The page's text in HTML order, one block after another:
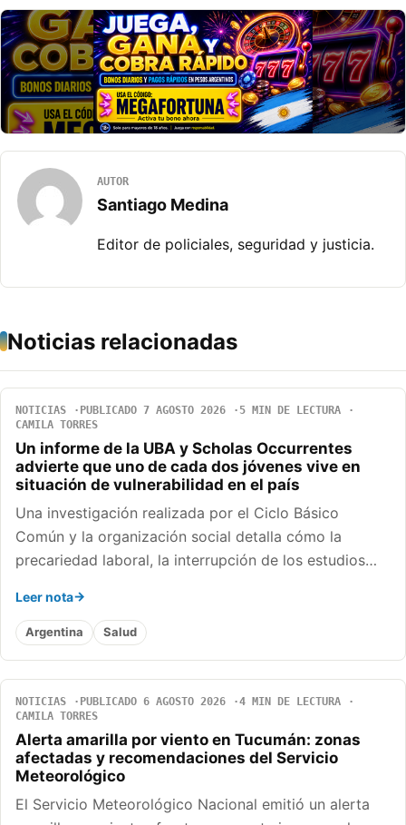
AUTOR
Santiago Medina
Editor de policiales, seguridad y justicia.
Noticias relacionadas
NOTICIAS PUBLICADO 7 AGOSTO 2026
5 MIN DE LECTURA
CAMILA TORRES
Un informe de la UBA y Scholas Occurrentes
advierte que uno de cada dos jóvenes vive en
situación de vulnerabilidad en el país
Una investigación realizada por el Ciclo Básico
Común y la organización social detalla cómo la
precariedad laboral, la interrupción de los estudios…
Leer nota
Argentina Salud
NOTICIAS PUBLICADO 6 AGOSTO 2026
4 MIN DE LECTURA
CAMILA TORRES
Alerta amarilla por viento en Tucumán: zonas
afectadas y recomendaciones del Servicio
Meteorológico
El Servicio Meteorológico Nacional emitió un alerta